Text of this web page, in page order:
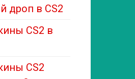
дроп в CS2
CS2 в
CS2